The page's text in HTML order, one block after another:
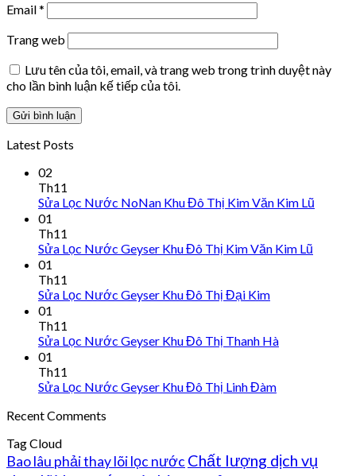
Email*
Trang web
Lưu tên của tôi, email, và trang web trong trình duyệt này
cho lần bình luận kế tiếp của tôi.
Latest Posts
02
Th11
Sửa Lọc Nước NoNan Khu Đô Thị Kim Văn Kim Lũ
01
Th11
Sửa Lọc Nước Geyser Khu Đô Thị Kim Văn Kim Lũ
01
Th11
Sửa Lọc Nước Geyser Khu Đô Thị Đại Kim
01
Th11
Sửa Lọc Nước Geyser Khu Đô Thị Thanh Hà
01
Th11
Sửa Lọc Nước Geyser Khu Đô Thị Linh Đàm
Recent Comments
Tag Cloud
Bao lâu phải thay lõi lọc nước Chất lượng dịch vụ